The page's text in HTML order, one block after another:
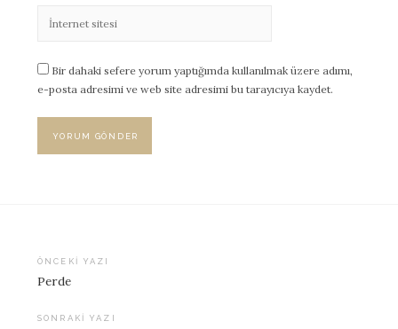
Bir dahaki sefere yorum yaptığımda kullanılmak üzere adımı,
e-posta adresimi ve web site adresimi bu tarayıcıya kaydet.
dolaşımı
ÖNCEKI YAZI
Perde
SONRAKI YAZI